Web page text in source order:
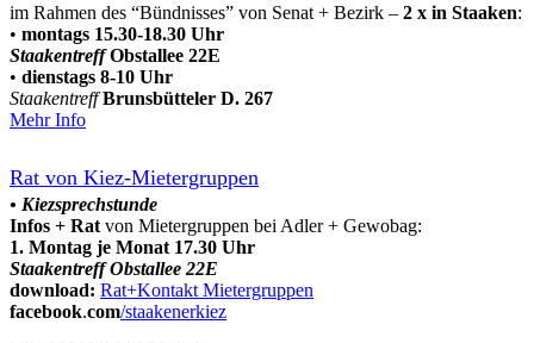
im Rahmen des “Bündnisses” von Senat + Bezirk – 2 x in Staaken:
• montags 15.30-18.30 Uhr
Staakentreff Obstallee 22E
• dienstags 8-10 Uhr
Staakentreff Brunsbütteler D. 267
Mehr Info
Rat von Kiez-Mietergruppen
• Kiezsprechstunde
Infos + Rat von Mietergruppen bei Adler + Gewobag:
1. Montag je Monat 17.30 Uhr
Staakentreff Obstallee 22E
download: Rat+Kontakt Mietergruppen
facebook.com/staakenerkiez